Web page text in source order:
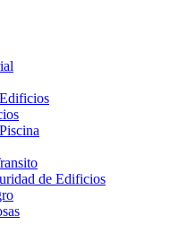
de Edificios